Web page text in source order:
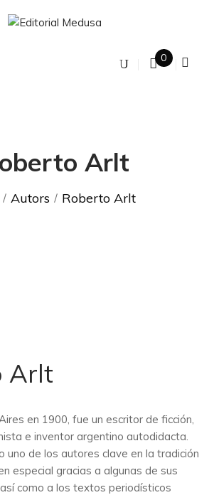
0
Arlt
Autors Roberto Arlt
Arlt
en 1900, fue un escritor de ficción,
e inventor argentino autodidacta.
uno de los autores clave en la tradición
especial gracias a algunas de sus
como a los textos periodísticos